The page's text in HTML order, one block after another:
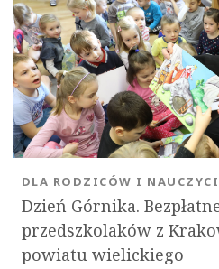
Dzień Górnika.
przedszkolaków z
powiatu wielickiego
DLA RODZICÓW I